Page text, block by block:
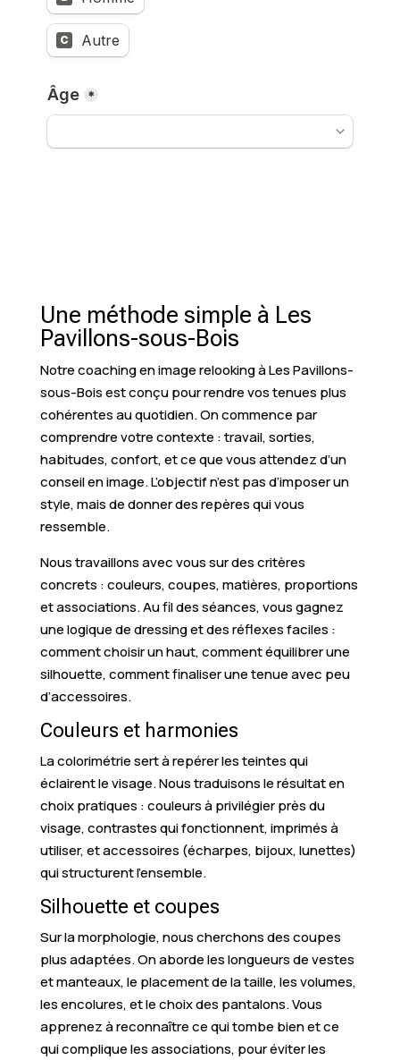
Une méthode simple à Les
Pavillons-sous-Bois
Notre coaching en image relooking à Les Pavillons-
sous-Bois est conçu pour rendre vos tenues plus
cohérentes au quotidien. On commence par
comprendre votre contexte : travail, sorties,
habitudes, confort, et ce que vous attendez d’un
conseil en image. L’objectif n’est pas d’imposer un
style, mais de donner des repères qui vous
ressemble.
Nous travaillons avec vous sur des critères
concrets : couleurs, coupes, matières, proportions
et associations. Au fil des séances, vous gagnez
une logique de dressing et des réflexes faciles :
comment choisir un haut, comment équilibrer une
silhouette, comment finaliser une tenue avec peu
d’accessoires.
Couleurs et harmonies
La colorimétrie sert à repérer les teintes qui
éclairent le visage. Nous traduisons le résultat en
choix pratiques : couleurs à privilégier près du
visage, contrastes qui fonctionnent, imprimés à
utiliser, et accessoires (écharpes, bijoux, lunettes)
qui structurent l’ensemble.
Silhouette et coupes
Sur la morphologie, nous cherchons des coupes
plus adaptées. On aborde les longueurs de vestes
et manteaux, le placement de la taille, les volumes,
les encolures, et le choix des pantalons. Vous
apprenez à reconnaître ce qui tombe bien et ce
qui complique les associations, pour éviter les